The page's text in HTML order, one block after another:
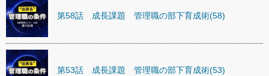
第58話 成長課題 管理職の部下育成術(58)
第53話 成長課題 管理職の部下育成術(53)